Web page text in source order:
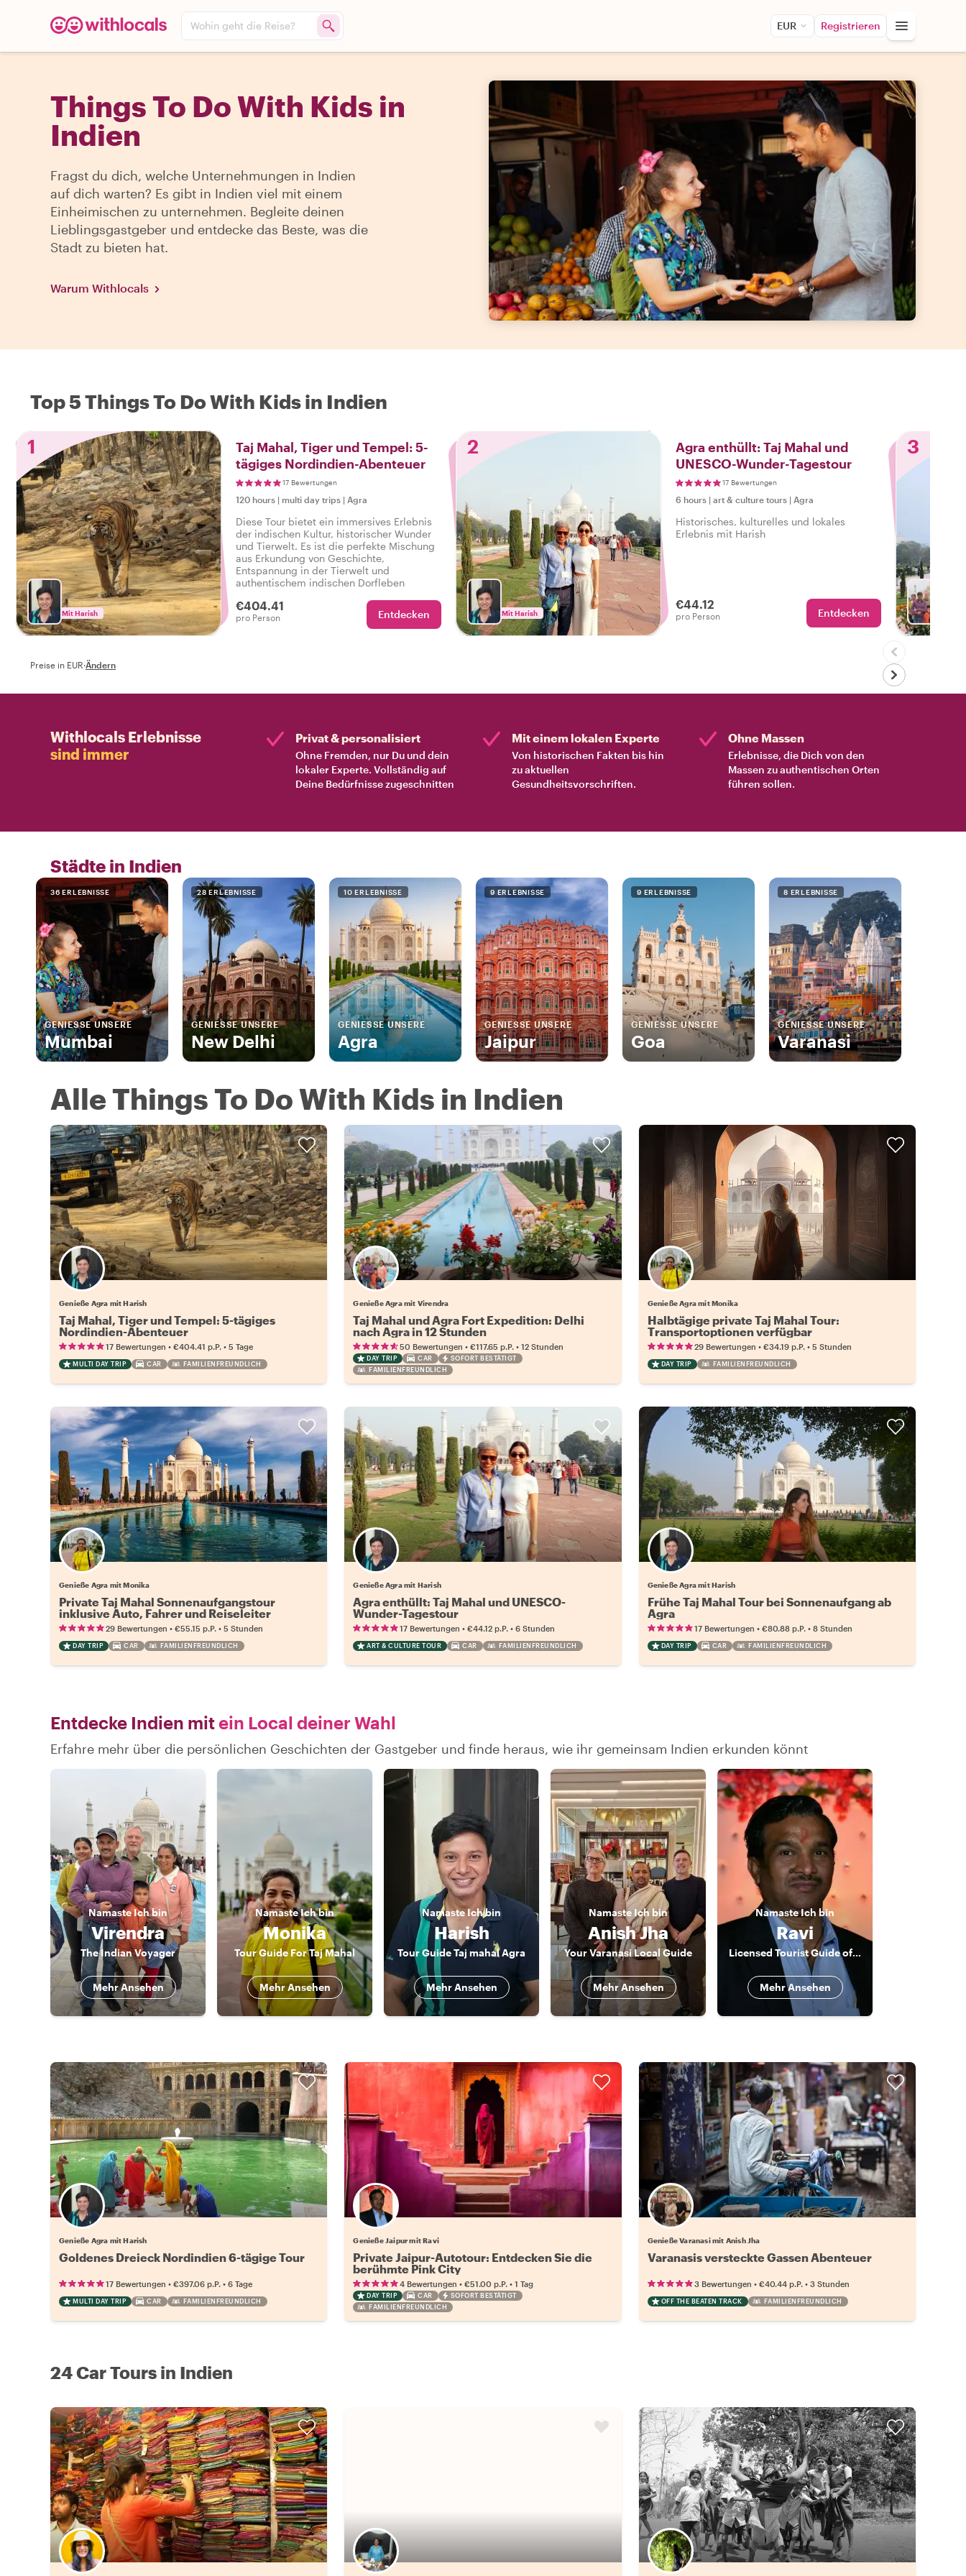
Wohin geht die Reise? EUR Registrieren
Things To Do With Kids in
Indien
Fragst du dich, welche Unternehmungen in Indien
auf dich warten? Es gibt in Indien viel mit einem
Einheimischen zu unternehmen. Begleite deinen
Lieblingsgastgeber und entdecke das Beste, was die
Stadt zu bieten hat.
Warum Withlocals
Top 5 Things To Do With Kids in Indien
1
Mit Harish
Taj Mahal, Tiger und Tempel: 5-
tägiges Nordindien-Abenteuer
17 Bewertungen
120 hours | multi day trips | Agra
Diese Tour bietet ein immersives Erlebnis
der indischen Kultur, historischer Wunder
und Tierwelt. Es ist die perfekte Mischung
aus Erkundung von Geschichte,
Entspannung in der Tierwelt und
authentischem indischen Dorfleben
€404.41
pro Person Entdecken
2
Mit Harish
Agra enthüllt: Taj Mahal und
UNESCO-Wunder-Tagestour
17 Bewertungen
6 hours | art & culture tours | Agra
Historisches, kulturelles und lokales
Erlebnis mit Harish
€44.12
pro Person Entdecken
3
Preise in EUR·Ändern
Withlocals Erlebnisse
sind immer
Privat & personalisiert
Ohne Fremden, nur Du und dein
lokaler Experte. Vollständig auf
Deine Bedürfnisse zugeschnitten
Mit einem lokalen Experte
Von historischen Fakten bis hin
zu aktuellen
Gesundheitsvorschriften.
Ohne Massen
Erlebnisse, die Dich von den
Massen zu authentischen Orten
führen sollen.
Städte in Indien
36 ERLEBNISSE
GENIESSE UNSERE
Mumbai
28 ERLEBNISSE
GENIESSE UNSERE
New Delhi
10 ERLEBNISSE
GENIESSE UNSERE
Agra
9 ERLEBNISSE
GENIESSE UNSERE
Jaipur
9 ERLEBNISSE
GENIESSE UNSERE
Goa
8 ERLEBNISSE
GENIESSE UNSERE
Varanasi
Alle Things To Do With Kids in Indien
Genieße Agra mit Harish
Taj Mahal, Tiger und Tempel: 5-tägiges
Nordindien-Abenteuer
17 Bewertungen • €404.41 p.P. • 5 Tage
MULTI DAY TRIP CAR FAMILIENFREUNDLICH
Genieße Agra mit Virendra
Taj Mahal und Agra Fort Expedition: Delhi
nach Agra in 12 Stunden
50 Bewertungen •€117.65 p.P. •12 Stunden
DAY TRIP CAR
SOFORT BESTÄTIGT
FAMILIENFREUNDLICH
Genieße Agra mit Monika
Halbtägige private Taj Mahal Tour:
Transportoptionen verfügbar
29 Bewertungen • €34.19 p.P. • 5 Stunden
DAY TRIP FAMILIENFREUNDLICH
Genieße Agra mit Monika
Private Taj Mahal Sonnenaufgangstour
inklusive Auto, Fahrer und Reiseleiter
29 Bewertungen • €55.15 p.P. • 5 Stunden
DAY TRIP CAR FAMILIENFREUNDLICH
Genieße Agra mit Harish
Agra enthüllt: Taj Mahal und UNESCO-
Wunder-Tagestour
17 Bewertungen •€44.12 p.P. •6 Stunden
ART & CULTURE TOUR CAR FAMILIENFREUNDLICH
Genieße Agra mit Harish
Frühe Taj Mahal Tour bei Sonnenaufgang ab
Agra
17 Bewertungen • €80.88 p.P. • 8 Stunden
DAY TRIP CAR FAMILIENFREUNDLICH
Entdecke Indien mitein Local deiner Wahl
Erfahre mehr über die persönlichen Geschichten der Gastgeber und finde heraus, wie ihr gemeinsam Indien erkunden könnt
NamasteIch bin
Virendra
The Indian Voyager
Mehr Ansehen
NamasteIch bin
Monika
Tour Guide For Taj Mahal
Mehr Ansehen
Namaste Ich bin
Harish
Tour Guide Taj mahal Agra
Mehr Ansehen
Namaste Ich bin
Anish Jha
Your Varanasi Local Guide
Mehr Ansehen
NamasteIch bin
Ravi
Licensed Tourist Guide of Jaipur
Mehr Ansehen
Genieße Agra mit Harish
Goldenes Dreieck Nordindien 6-tägige Tour
17 Bewertungen • €397.06 p.P. • 6 Tage
MULTI DAY TRIP CAR FAMILIENFREUNDLICH
Genieße Jaipur mit Ravi
Private Jaipur-Autotour: Entdecken Sie die
berühmte Pink City
4 Bewertungen •€51.00 p.P. •1 Tag
DAY TRIP CAR
SOFORT BESTÄTIGT
FAMILIENFREUNDLICH
Genieße Varanasi mit Anish Jha
Varanasis versteckte Gassen Abenteuer
3 Bewertungen • €40.44 p.P. • 3 Stunden
OFF THE BEATEN TRACK FAMILIENFREUNDLICH
24 Car Tours in Indien